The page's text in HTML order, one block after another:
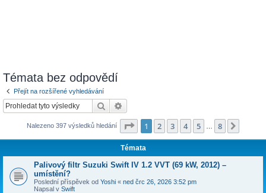
Témata bez odpovědí
Přejít na rozšířené vyhledávání
Hledat
Nalezeno 397 výsledků hledání Stránka z
1 2 3 4 5 8
Témata
Palivový filtr Suzuki Swift IV 1.2 VVT (69 kW, 2012) –
umístění?
Poslední příspěvek od Yoshi « ned črc 26, 2026 3:52 pm
Napsal v Swift